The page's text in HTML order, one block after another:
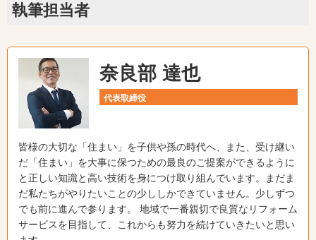
執筆担当者
奈良部 達也
代表取締役
皆様の大切な「住まい」を子供や孫の時代へ、また、受け継い
だ「住まい」を大事に保つための最良のご提案ができるように
と正しい知識と高い技術を身につけ取り組んでいます。まだま
だ私たちがやりたいことの少ししかできていません。少しずつ
でも前に進んで参ります。 地域で一番親切で良質なリフォーム
サービスを目指して、これからも努力を続けていきたいと思い